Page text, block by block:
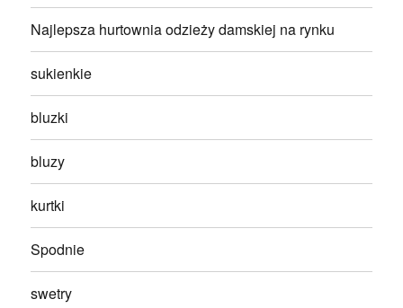
Najlepsza hurtownia odzieży damskiej na rynku
sukienkie
bluzki
bluzy
kurtki
Spodnie
swetry